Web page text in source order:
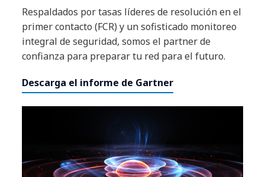
Respaldados por tasas líderes de resolución en el
primer contacto (FCR) y un sofisticado monitoreo
integral de seguridad, somos el partner de
confianza para preparar tu red para el futuro.
Descarga el informe de Gartner